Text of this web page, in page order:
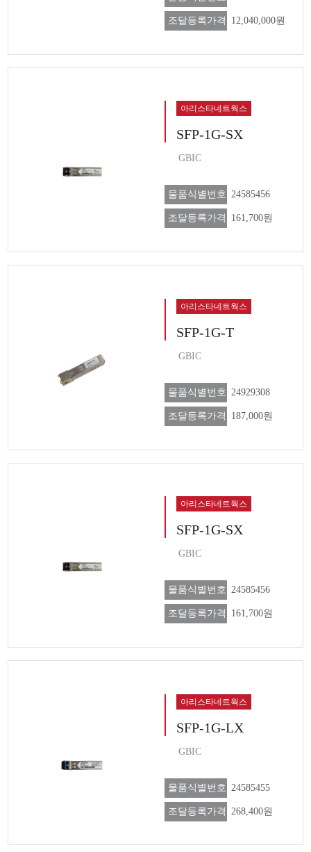
조달등록가격 12,040,000원
아리스타네트웍스
SFP-1G-SX
GBIC
물품식별번호 24585456
조달등록가격 161,700원
아리스타네트웍스
SFP-1G-T
GBIC
물품식별번호 24929308
조달등록가격 187,000원
아리스타네트웍스
SFP-1G-SX
GBIC
물품식별번호 24585456
조달등록가격 161,700원
아리스타네트웍스
SFP-1G-LX
GBIC
물품식별번호 24585455
조달등록가격 268,400원